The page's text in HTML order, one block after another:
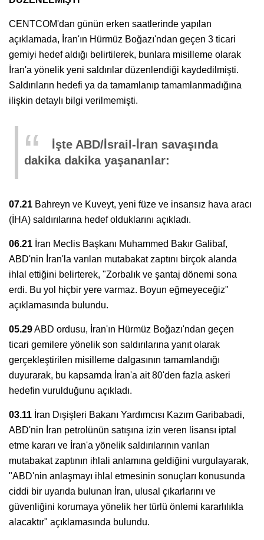
CENTCOM'dan günün erken saatlerinde yapılan
açıklamada, İran'ın Hürmüz Boğazı'ndan geçen 3 ticari
gemiyi hedef aldığı belirtilerek, bunlara misilleme olarak
İran'a yönelik yeni saldırılar düzenlendiği kaydedilmişti.
Saldırıların hedefi ya da tamamlanıp tamamlanmadığına
ilişkin detaylı bilgi verilmemişti.
İşte ABD/İsrail-İran savaşında
dakika dakika yaşananlar:
07.21 Bahreyn ve Kuveyt, yeni füze ve insansız hava aracı
(İHA) saldırılarına hedef olduklarını açıkladı.
06.21 İran Meclis Başkanı Muhammed Bakır Galibaf,
ABD'nin İran'la varılan mutabakat zaptını birçok alanda
ihlal ettiğini belirterek, "Zorbalık ve şantaj dönemi sona
erdi. Bu yol hiçbir yere varmaz. Boyun eğmeyeceğiz"
açıklamasında bulundu.
05.29ABD ordusu, İran'ın Hürmüz Boğazı'ndan geçen
ticari gemilere yönelik son saldırılarına yanıt olarak
gerçekleştirilen misilleme dalgasının tamamlandığı
duyurarak, bu kapsamda İran'a ait 80'den fazla askeri
hedefin vurulduğunu açıkladı.
03.11 İran Dışişleri Bakanı Yardımcısı Kazım Garibabadi,
ABD'nin İran petrolünün satışına izin veren lisansı iptal
etme kararı ve İran'a yönelik saldırılarının varılan
mutabakat zaptının ihlali anlamına geldiğini vurgulayarak,
"ABD'nin anlaşmayı ihlal etmesinin sonuçları konusunda
ciddi bir uyarıda bulunan İran, ulusal çıkarlarını ve
güvenliğini korumaya yönelik her türlü önlemi kararlılıkla
alacaktır" açıklamasında bulundu.